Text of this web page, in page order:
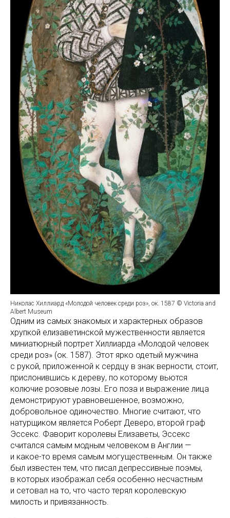
Николас Хиллиард «Молодой человек среди роз», ок. 1587 © Victoria and
Albert Museum
Одним из самых знакомых и характерных образов
хрупкой елизаветинской мужественности является
миниатюрный портрет Хиллиарда «Молодой человек
среди роз» (ок. 1587). Этот ярко одетый мужчина
с рукой, приложенной к сердцу в знак верности, стоит,
прислонившись к дереву, по которому вьются
колючие розовые лозы. Его поза и выражение лица
демонстрируют уравновешенное, возможно,
добровольное одиночество. Многие считают, что
натурщиком является Роберт Деверо, второй граф
Эссекс. Фаворит королевы Елизаветы, Эссекс
считался самым модным человеком в Англии —
и какое-то время самым могущественным. Он также
был известен тем, что писал депрессивные поэмы,
в которых изображал себя особенно несчастным
и сетовал на то, что часто терял королевскую
милость и привязанность.